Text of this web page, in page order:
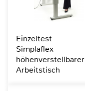
Einzeltest
Simplaflex
höhenverstellbarer
Arbeitstisch